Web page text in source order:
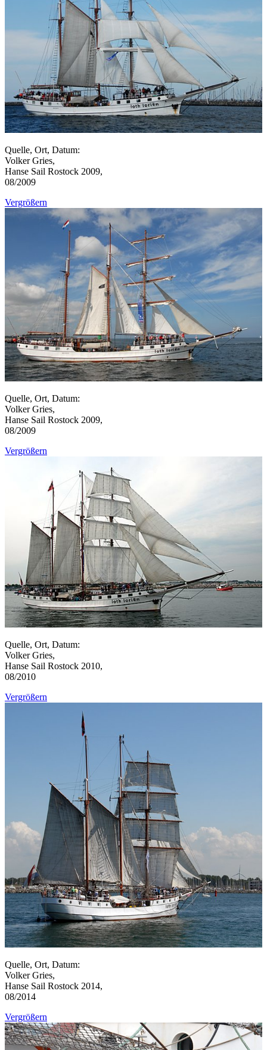
Quelle, Ort, Datum:
Volker Gries,
Hanse Sail Rostock 2009,
08/2009
Vergrößern
Quelle, Ort, Datum:
Volker Gries,
Hanse Sail Rostock 2009,
08/2009
Vergrößern
Quelle, Ort, Datum:
Volker Gries,
Hanse Sail Rostock 2010,
08/2010
Vergrößern
Quelle, Ort, Datum:
Volker Gries,
Hanse Sail Rostock 2014,
08/2014
Vergrößern